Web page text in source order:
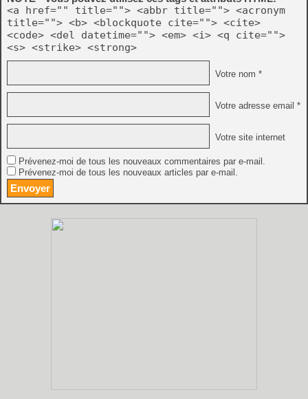
<a href="" title=""> <abbr title=""> <acronym
title=""> <b> <blockquote cite=""> <cite>
<code> <del datetime=""> <em> <i> <q cite="">
<s> <strike> <strong>
Votre nom *
Votre adresse email *
Votre site internet
Prévenez-moi de tous les nouveaux commentaires par e-mail.
Prévenez-moi de tous les nouveaux articles par e-mail.